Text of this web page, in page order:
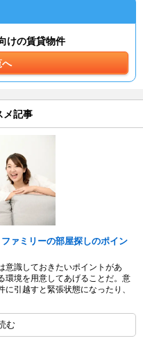
けの賃貸物件
へ
メ記事
ァミリーの部屋探しのポイン
意識しておきたいポイントがあ
環境を用意してあげることだ。意
引越すと緊張状態になったり、
む